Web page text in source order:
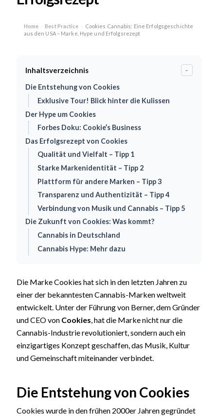
Home › Best Practice › Cookies Cannabis: Eine Erfolgsgeschichte
aus den USA – Marke, Hype und Erfolgsrezept
Inhaltsverzeichnis -
Die Entstehung von Cookies
Exklusive Tour! Blick hinter die Kulissen
Der Hype um Cookies
Forbes Doku: Cookie’s Business
Das Erfolgsrezept von Cookies
Qualität und Vielfalt – Tipp 1
Starke Markenidentität – Tipp 2
Plattform für andere Marken – Tipp 3
Transparenz und Authentizität – Tipp 4
Verbindung von Musik und Cannabis – Tipp 5
Die Zukunft von Cookies: Was kommt?
Cannabis in Deutschland
Cannabis Hype: Mehr dazu
Die Marke Cookies hat sich in den letzten Jahren zu
einer der bekanntesten Cannabis-Marken weltweit
entwickelt. Unter der Führung von Berner, dem Gründer
und CEO von Cookies, hat die Marke nicht nur die
Cannabis-Industrie revolutioniert, sondern auch ein
einzigartiges Konzept geschaffen, das Musik, Kultur
und Gemeinschaft miteinander verbindet.
Die Entstehung von Cookies
Cookies wurde in den frühen 2000er Jahren gegründet